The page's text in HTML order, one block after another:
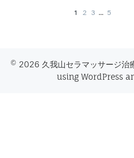
1 2 3 … 5
© 2026 久我山セラマッサージ
using WordPress